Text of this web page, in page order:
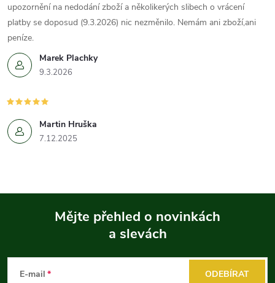
Marek Plachky
9.3.2026
upozornění na nedodání zboží a několikerých slibech o vrácení
platby se doposud (9.3.2026) nic nezměnilo. Nemám ani zboží,ani
peníze.
Martin Hruška
7.12.2025
Mějte přehled o novinkách
a slevách
E-mail ODEBÍRAT